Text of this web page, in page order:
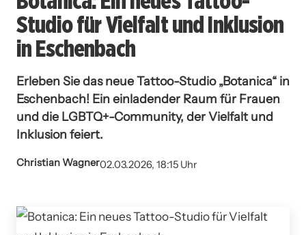
Studio für Vielfalt und Inklusion
in Eschenbach
Erleben Sie das neue Tattoo-Studio „Botanica“ in
Eschenbach! Ein einladender Raum für Frauen
und die LGBTQ+-Community, der Vielfalt und
Inklusion feiert.
Christian Wagner02.03.2026, 18:15 Uhr